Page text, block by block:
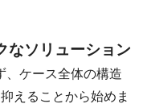
なソリューション
ケース全体の構造
えることから始めま